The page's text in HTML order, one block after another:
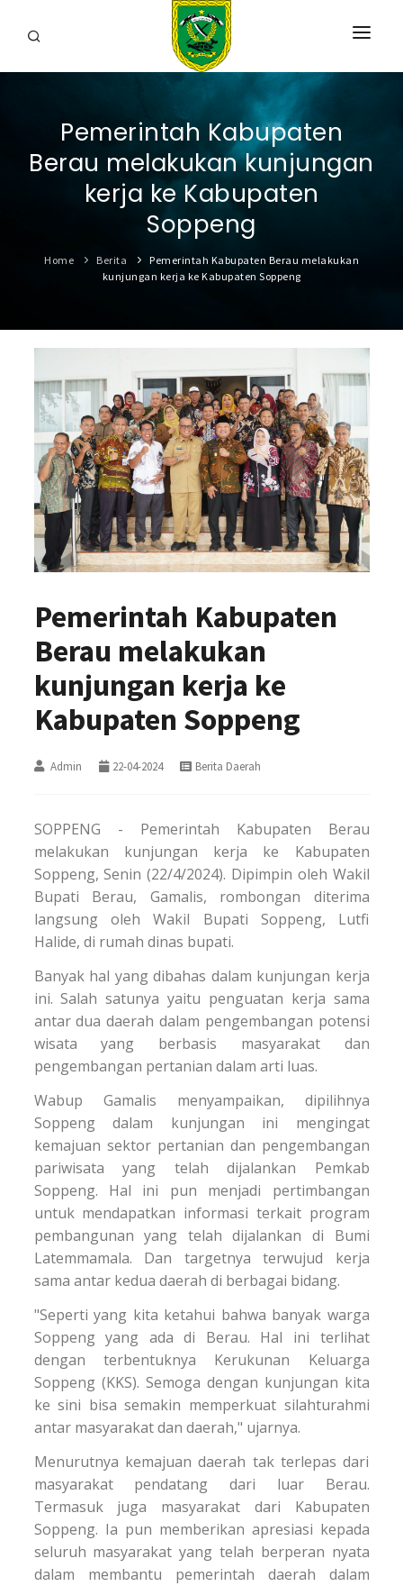
PROFIL
INFORMASI
SARANA & PRASARANA
DATA TERBUKA
BERITA
Pemerintah Kabupaten
Berau melakukan kunjungan
kerja ke Kabupaten
Soppeng
Home Berita
Pemerintah Kabupaten Berau melakukan
kunjungan kerja ke Kabupaten Soppeng
Pemerintah Kabupaten
Berau melakukan
kunjungan kerja ke
Kabupaten Soppeng
Admin 22-04-2024 Berita Daerah
SOPPENG - Pemerintah Kabupaten Berau
melakukan kunjungan kerja ke Kabupaten
Soppeng, Senin (22/4/2024). Dipimpin oleh Wakil
Bupati Berau, Gamalis, rombongan diterima
langsung oleh Wakil Bupati Soppeng, Lutfi
Halide, di rumah dinas bupati.
Banyak hal yang dibahas dalam kunjungan kerja
ini. Salah satunya yaitu penguatan kerja sama
antar dua daerah dalam pengembangan potensi
wisata yang berbasis masyarakat dan
pengembangan pertanian dalam arti luas.
Wabup Gamalis menyampaikan, dipilihnya
Soppeng dalam kunjungan ini mengingat
kemajuan sektor pertanian dan pengembangan
pariwisata yang telah dijalankan Pemkab
Soppeng. Hal ini pun menjadi pertimbangan
untuk mendapatkan informasi terkait program
pembangunan yang telah dijalankan di Bumi
Latemmamala. Dan targetnya terwujud kerja
sama antar kedua daerah di berbagai bidang.
"Seperti yang kita ketahui bahwa banyak warga
Soppeng yang ada di Berau. Hal ini terlihat
dengan terbentuknya Kerukunan Keluarga
Soppeng (KKS). Semoga dengan kunjungan kita
ke sini bisa semakin memperkuat silahturahmi
antar masyarakat dan daerah," ujarnya.
Menurutnya kemajuan daerah tak terlepas dari
masyarakat pendatang dari luar Berau.
Termasuk juga masyarakat dari Kabupaten
Soppeng. Ia pun memberikan apresiasi kepada
seluruh masyarakat yang telah berperan nyata
dalam membantu pemerintah daerah dalam